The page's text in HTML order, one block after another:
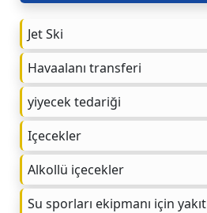
Jet Ski
Havaalanı transferi
yiyecek tedariği
Içecekler
Alkollü içecekler
Su sporları ekipmanı için yakıt